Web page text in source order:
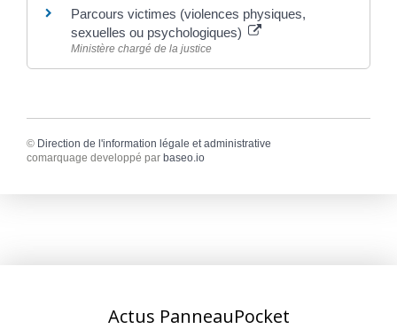
Parcours victimes (violences physiques,
sexuelles ou psychologiques)
Ministère chargé de la justice
© Direction de l'information légale et administrative
comarquage developpé par baseo.io
Actus PanneauPocket